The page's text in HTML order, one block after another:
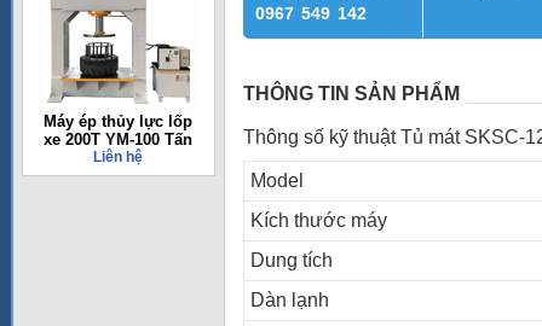
Máy ép thủy lực lốp
xe 200T YM-100 Tấn
Liên hệ
0967 549 142
THÔNG TIN SẢN PHẨM
Thông số kỹ thuật Tủ mát SKSC-
Model
Kích thước máy
Dung tích
Dàn lạnh